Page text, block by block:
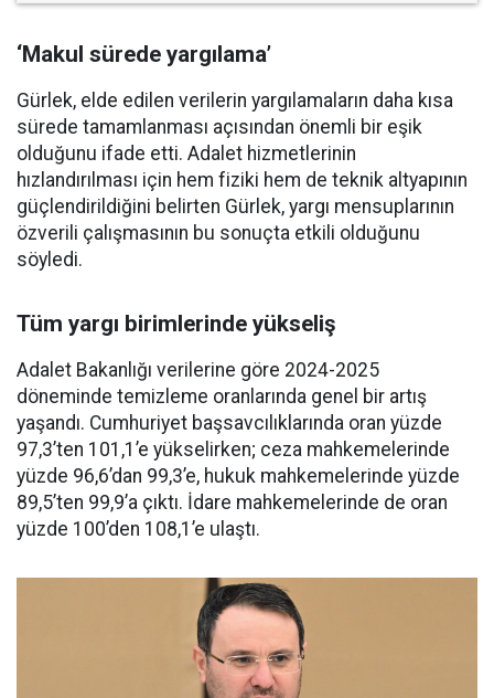
‘Makul sürede yargılama’
Gürlek, elde edilen verilerin yargılamaların daha kısa
sürede tamamlanması açısından önemli bir eşik
olduğunu ifade etti. Adalet hizmetlerinin
hızlandırılması için hem fiziki hem de teknik altyapının
güçlendirildiğini belirten Gürlek, yargı mensuplarının
özverili çalışmasının bu sonuçta etkili olduğunu
söyledi.
Tüm yargı birimlerinde yükseliş
Adalet Bakanlığı verilerine göre 2024-2025
döneminde temizleme oranlarında genel bir artış
yaşandı. Cumhuriyet başsavcılıklarında oran yüzde
97,3’ten 101,1’e yükselirken; ceza mahkemelerinde
yüzde 96,6’dan 99,3’e, hukuk mahkemelerinde yüzde
89,5’ten 99,9’a çıktı. İdare mahkemelerinde de oran
yüzde 100’den 108,1’e ulaştı.